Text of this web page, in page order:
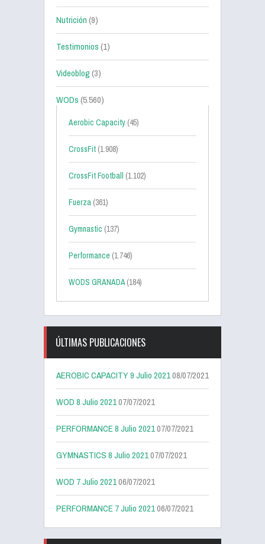
Nutrición(9)
Testimonios(1)
Videoblog(3)
WODs(5.560)
Aerobic Capacity (45)
CrossFit (1.908)
CrossFit Football (1.102)
Fuerza (361)
Gymnastic (137)
Performance (1.746)
WODS GRANADA(184)
ÚLTIMAS PUBLICACIONES
AEROBIC CAPACITY 9 Julio 202108/07/2021
WOD 8 Julio 202107/07/2021
PERFORMANCE 8 Julio 202107/07/2021
GYMNASTICS 8 Julio 202107/07/2021
WOD 7 Julio 202106/07/2021
PERFORMANCE 7 Julio 202106/07/2021